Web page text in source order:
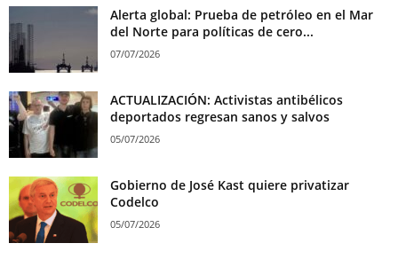
Alerta global: Prueba de petróleo en el Mar
del Norte para políticas de cero...
07/07/2026
ACTUALIZACIÓN: Activistas antibélicos
deportados regresan sanos y salvos
05/07/2026
Gobierno de José Kast quiere privatizar
Codelco
05/07/2026